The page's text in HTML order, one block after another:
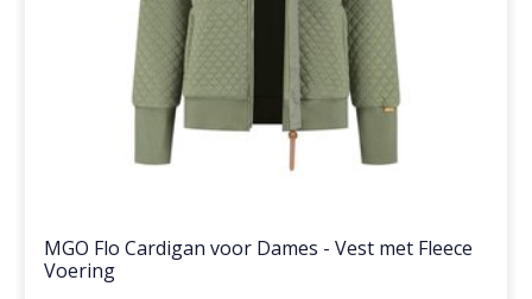
MGO Flo Cardigan voor Dames - Vest met Fleece
Voering